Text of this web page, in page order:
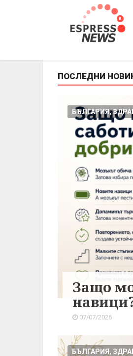
ПОСЛЕДНИ
БЪЛГАРИЯ,
Защо
07/07/2026
БЪЛГАРИЯ,